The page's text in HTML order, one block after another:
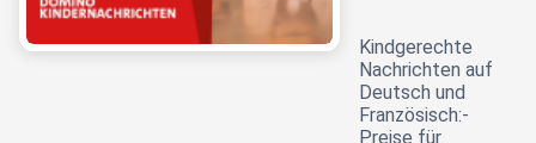
Kindgerechte
Nachrichten auf
Deutsch und
Französisch:-
Preise für